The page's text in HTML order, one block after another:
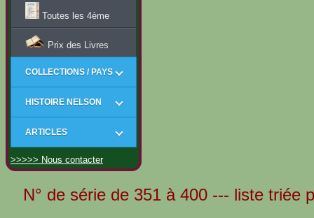
Toutes les 4ème
Prix des Livres
COLLECTIONS / PAYS
HISTOIRE NELSON
ARTICLES
>>>>> Nous contacter
N° de série de 351 à 400 --- liste triée